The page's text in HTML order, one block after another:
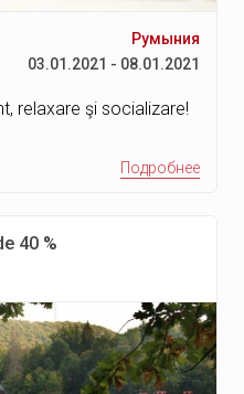
Румыния
03.01.2021 - 08.01.2021
relaxare şi socializare!
Подробнее
40 %